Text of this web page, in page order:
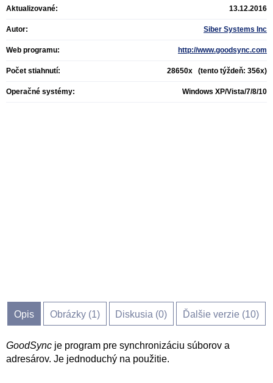
Aktualizované: 13.12.2016
Autor: Siber Systems Inc
Web programu: http://www.goodsync.com
Počet stiahnutí: 28650x (tento týždeň: 356x)
Operačné systémy: Windows XP/Vista/7/8/10
Opis Obrázky (1) Diskusia (0) Ďalšie verzie (10)
GoodSync je program pre synchronizáciu súborov a
adresárov. Je jednoduchý na použitie.